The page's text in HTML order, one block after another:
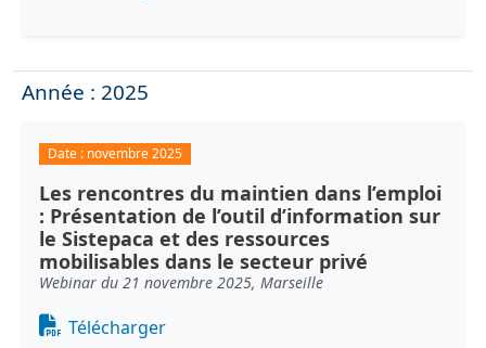
Année : 2025
Date : novembre 2025
Les rencontres du maintien dans l’emploi
: Présentation de l’outil d’information sur
le Sistepaca et des ressources
mobilisables dans le secteur privé
Webinar du 21 novembre 2025, Marseille
Document
Télécharger